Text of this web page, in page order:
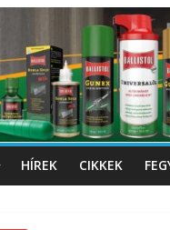
HÍREK CIKKEK